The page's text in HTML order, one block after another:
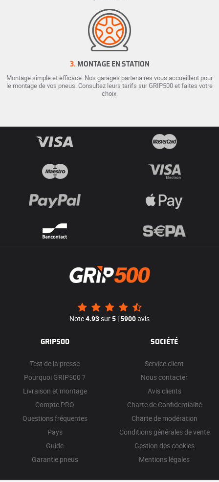
3. MONTAGE EN STATION
Montage simple et efficace. Nos garages partenaires vous accueillent pour
le montage de vos pneus. Consultez leurs tarifs sur GRIP500 et faites votre
choix.
Note4.93sur5 |5900avis
GRIP500
Test de la presse
Pourquoi GRIP500 ?
Livraison et montage
Compte PRO
Questions fréquentes
Pays
Guide
Garantie pneus
SOCIÉTÉ
Service client
Nous contacter
Avis clients
Charte de Confidentialité
Charte de modération
Conditions générales de vente
Gestion des cookies
Mentions légales